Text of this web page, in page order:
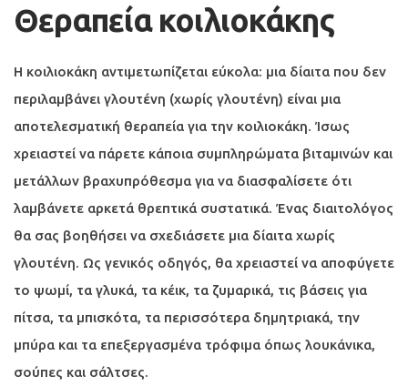
Θεραπεία κοιλιοκάκης
Η κοιλιοκάκη αντιμετωπίζεται εύκολα: μια δίαιτα που δεν
περιλαμβάνει γλουτένη (χωρίς γλουτένη) είναι μια
αποτελεσματική θεραπεία για την κοιλιοκάκη. Ίσως
χρειαστεί να πάρετε κάποια συμπληρώματα βιταμινών και
μετάλλων βραχυπρόθεσμα για να διασφαλίσετε ότι
λαμβάνετε αρκετά θρεπτικά συστατικά. Ένας διαιτολόγος
θα σας βοηθήσει να σχεδιάσετε μια δίαιτα χωρίς
γλουτένη. Ως γενικός οδηγός, θα χρειαστεί να αποφύγετε
το ψωμί, τα γλυκά, τα κέικ, τα ζυμαρικά, τις βάσεις για
πίτσα, τα μπισκότα, τα περισσότερα δημητριακά, την
μπύρα και τα επεξεργασμένα τρόφιμα όπως λουκάνικα,
σούπες και σάλτσες.